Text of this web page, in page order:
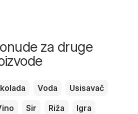
za druge
Voda
Usisavač
Sir Riža
Igra